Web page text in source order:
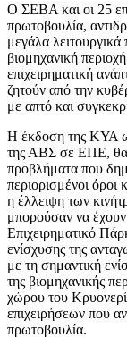
Ο ΣΕΒΑ και οι 25
πρωτοβουλία,
μεγάλα
βιομηχανική
επιχειρηματική
ζητούν από την
με απτό και
Η έκδοση της ΚΥΑ
της ΑΒΣ σε ΕΠΕ, θα
προβλήματα που
περιορισμένοι όροι
η έλλειψη των
μπορούσαν να
Επιχειρηματικό
ενίσχυσης της
με τη σημαντική
της βιομηχανικής
χώρου του
επιχειρήσεων που
πρωτοβουλία.